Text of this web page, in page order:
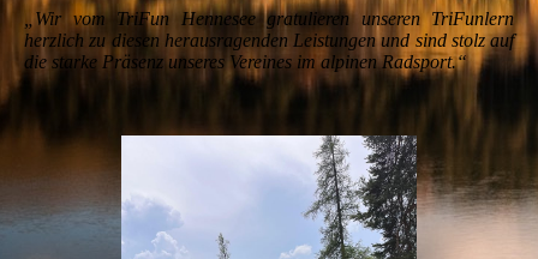
„Wir vom TriFun Hennesee gratulieren unseren TriFunlern
herzlich zu diesen herausragenden Leistungen und sind stolz auf
die starke Präsenz unseres Vereines im alpinen Radsport.“